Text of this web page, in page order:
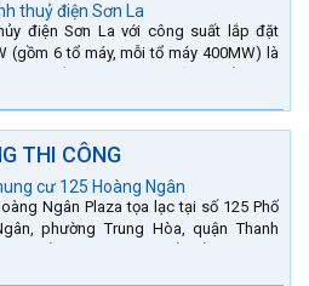
thuỷ điện Sơn La
điện Sơn La với công suất lắp đặt
(gồm 6 tổ máy, mỗi tổ máy 400MW) là
THI CÔNG
cư 125 Hoàng Ngân
Ngân Plaza tọa lạc tại số 125 Phố
phường Trung Hòa, quận Thanh